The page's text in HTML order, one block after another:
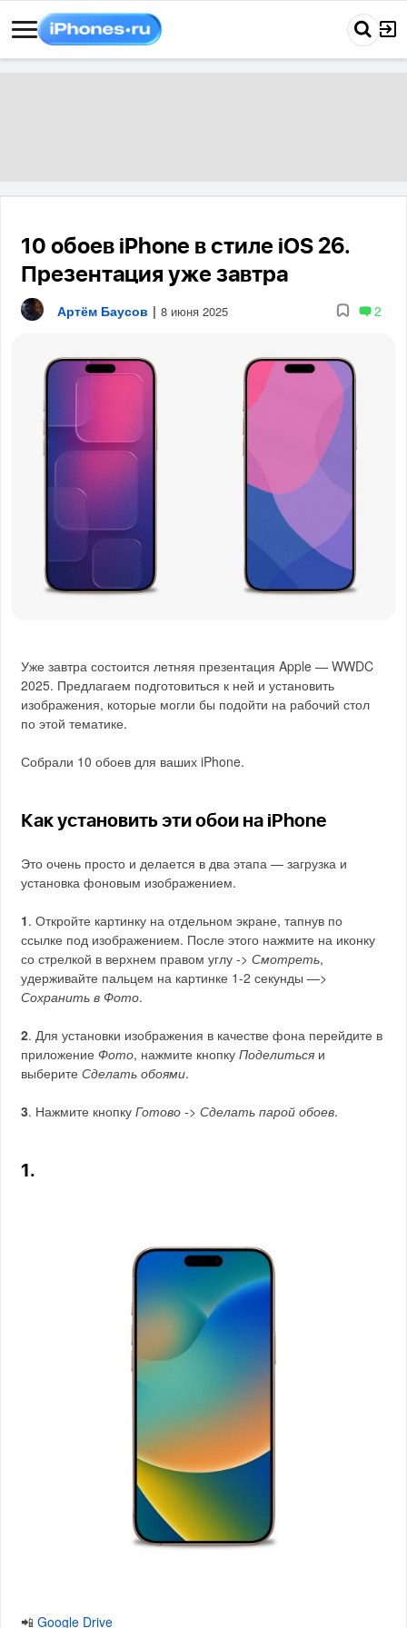
10 обоев iPhone в стиле iOS 26.
Презентация уже завтра
Артём Баусов | 8 июня 2025 2
Уже завтра состоится летняя презентация Apple — WWDC
2025. Предлагаем подготовиться к ней и установить
изображения, которые могли бы подойти на рабочий стол
по этой тематике.
Собрали 10 обоев для ваших iPhone.
Как установить эти обои на iPhone
Это очень просто и делается в два этапа — загрузка и
установка фоновым изображением.
1. Откройте картинку на отдельном экране, тапнув по
ссылке под изображением. После этого нажмите на иконку
со стрелкой в верхнем правом углу ->Смотреть,
удерживайте пальцем на картинке 1-2 секунды —>
Сохранить в Фото.
2. Для установки изображения в качестве фона перейдите в
приложениеФото, нажмите кнопкуПоделиться и
выберитеСделать обоями.
3. Нажмите кнопкуГотово -> Сделать парой обоев.
1.
📲Google Drive